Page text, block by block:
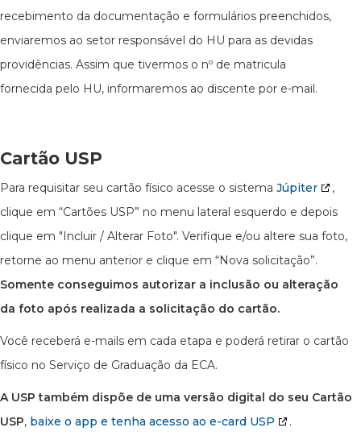
recebimento da documentação e formulários preenchidos,
enviaremos ao setor responsável do HU para as devidas
providências. Assim que tivermos o nº de matricula
fornecida pelo HU, informaremos ao discente por e-mail.
Cartão USP
Para requisitar seu cartão físico acesse o sistema Júpiter
,
clique em “Cartões USP” no menu lateral esquerdo e depois
clique em "Incluir / Alterar Foto". Verifique e/ou altere sua foto,
retorne ao menu anterior e clique em “Nova solicitação”.
Somente conseguimos autorizar a inclusão ou alteração
da foto após realizada a solicitação do cartão.
Você receberá e-mails em cada etapa e poderá retirar o cartão
físico no Serviço de Graduação da ECA.
A USP também dispõe de uma versão digital do seu Cartão
USP, baixe o app e tenha acesso ao e-card USP .